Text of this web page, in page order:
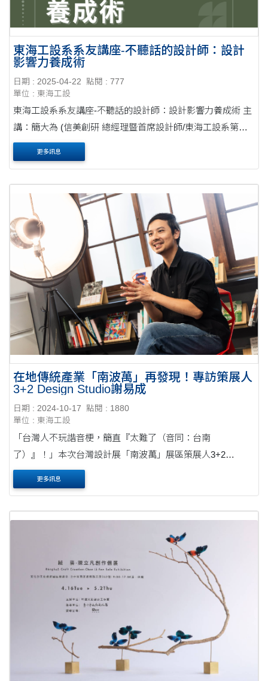
東海工設系系友講座-不聽話的設計師：設計
影響力養成術
日期 : 2025-04-22
點閱 : 777
單位 : 東海工設
東海工設系系友講座-不聽話的設計師：設計影響力養成術 主
講：簡大為 (信美創研 總經理暨首席設計師/東海工設系第三
屆) 日期：4/24 (四)中午12:10-14:00 地點：工設系館ID105
更多訊息
在地傳統產業「南波萬」再發現！專訪策展人
3+2 Design Studio謝易成
日期 : 2024-10-17
點閱 : 1880
單位 : 東海工設
「台灣人不玩諧音梗，簡直『太難了（音同：台南
了）』！」本次台灣設計展「南波萬」展區策展人3+2
Design Studio謝易成，聊起展覽命名時不改冷面幽默地這麼
回答。「『南波萬』就是在談台南的傳統產業隱形冠軍。舞
更多訊息